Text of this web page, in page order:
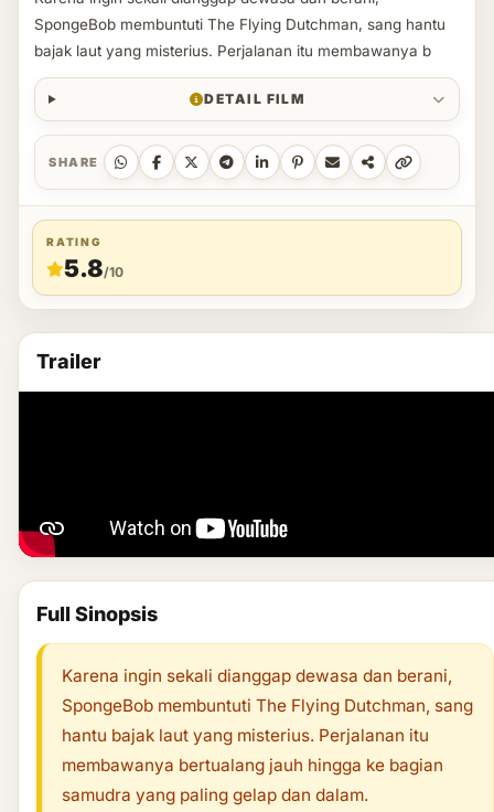
SpongeBob membuntuti The Flying Dutchman, sang hantu
bajak laut yang misterius. Perjalanan itu membawanya b
DETAIL FILM
SHARE
RATING
5.8/10
Trailer
Full Sinopsis
Karena ingin sekali dianggap dewasa dan berani,
SpongeBob membuntuti The Flying Dutchman, sang
hantu bajak laut yang misterius. Perjalanan itu
membawanya bertualang jauh hingga ke bagian
samudra yang paling gelap dan dalam.